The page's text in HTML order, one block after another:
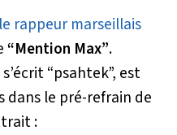
le rappeur marseillais
“Mention Max”.
“psahtek”, est
dans le pré-refrain de
: